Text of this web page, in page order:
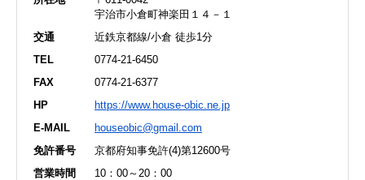
宇治市小倉町神楽田１４－１
交通
近鉄京都線/小倉 徒歩1分
TEL
0774-21-6450
FAX
0774-21-6377
HP
https://www.house-obic.ne.jp
E-MAIL
houseobic@gmail.com
免許番号
京都府知事免許(4)第12600号
営業時間
10：00～20：00